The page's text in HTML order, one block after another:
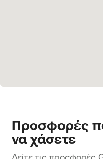
Προσφορές
να χάσετε
Δείτε τις προσφορές